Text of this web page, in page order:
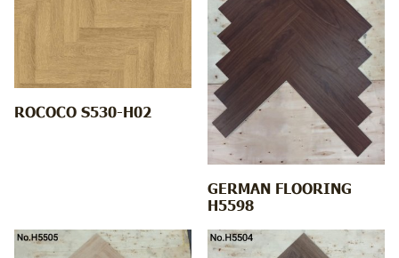
ROCOCO S530-H02
GERMAN FLOORING
H5598